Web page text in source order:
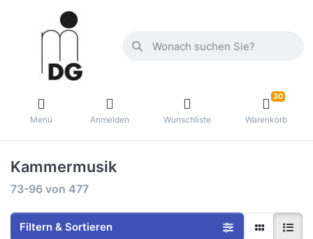
Menü Anmelden Wunschliste
30
Warenkorb
Kammermusik
73-96 von 477
Filtern & Sortieren